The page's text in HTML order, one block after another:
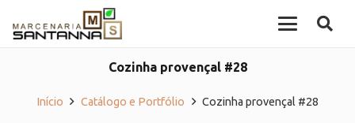
Cozinha provençal #28
Início Catálogo e Portfólio Cozinha provençal #28